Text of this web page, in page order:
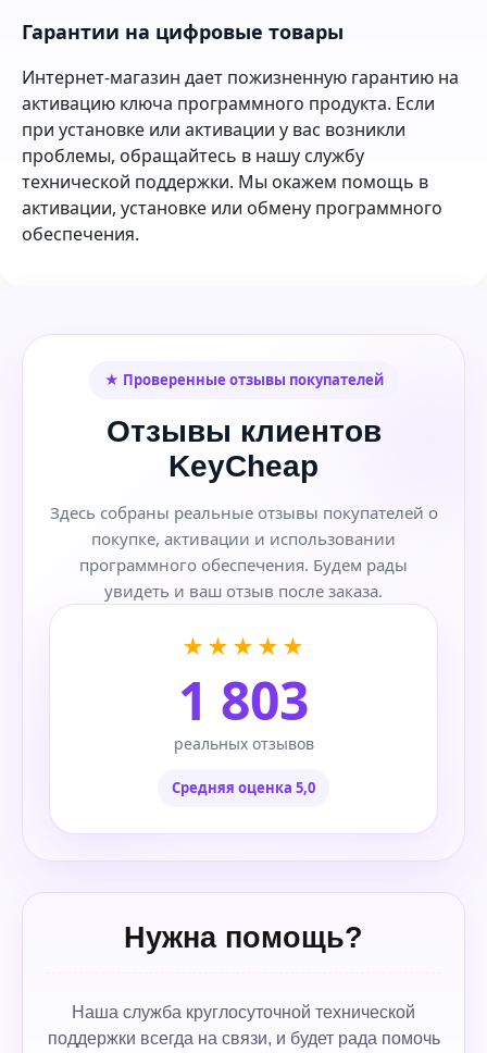
Гарантии на цифровые товары
Интернет-магазин дает пожизненную гарантию на
активацию ключа программного продукта. Если
при установке или активации у вас возникли
проблемы, обращайтесь в нашу службу
технической поддержки. Мы окажем помощь в
активации, установке или обмену программного
обеспечения.
★ Проверенные отзывы покупателей
Отзывы клиентов
KeyCheap
Здесь собраны реальные отзывы покупателей о
покупке, активации и использовании
программного обеспечения. Будем рады
увидеть и ваш отзыв после заказа.
★★★★★
1 803
реальных отзывов
Средняя оценка 5,0
Нужна помощь?
Наша служба круглосуточной технической
поддержки всегда на связи, и будет рада помочь